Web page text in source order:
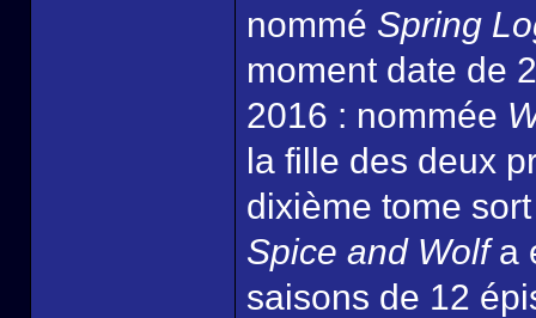
nommé Spring
moment date de
2016 : nommée
la fille des deux
dixième tome
Spice and Wolfa
saisons de 12